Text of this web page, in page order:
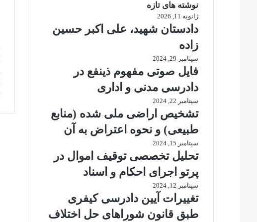
نوشته های تازه
ژانویه 11, 2026
دادستان شهید، علی اکبر حسین
زاده
سپتامبر 29, 2024
فایل صوتی مفهوم ذینفع در
دادرسی مدنی و اداری
سپتامبر 22, 2024
تشخیص اراضی ملی شده (منابع
طبیعی) و نحوه اعتراض به آن
سپتامبر 15, 2024
تحلیل تخصصی توقیف اموال در
پرتو اجرای احکام و اسناد
سپتامبر 12, 2024
تغییرات آیین دادرسی کیفری
طبق قانون شوراهای حل اختلاف